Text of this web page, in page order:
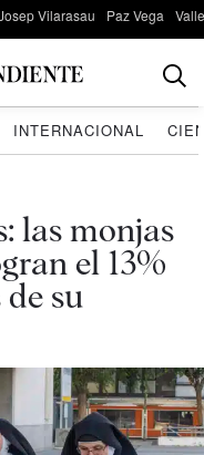
Vilarasau Paz Vega
INTERNACIONAL
las monjas
el 13%
su